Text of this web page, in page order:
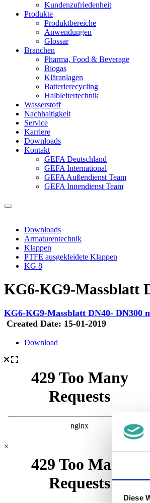
Diese
Kundenzufriedenheit
Produkte
Produktbereiche
Anwendungen
Glossar
Branchen
Pharma, Food & Beverage
Biogas
Kläranlagen
Batterierecycling
Halbleitertechnik
Wasserstoff
Nachhaltigkeit
Service
Karriere
Downloads
Kontakt
GEFA Deutschland
GEFA International
GEFA Außendienst Team
GEFA Innendienst Team
Downloads
Armaturentechnik
Klappen
PTFE ausgekleidete Klappen
KG 8
KG6-KG9-Massblatt
KG6-KG9-Massblatt DN40- DN300
Created Date: 15-01-2019
Download
×